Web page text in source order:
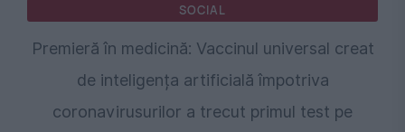
SOCIAL
Premieră în medicină: Vaccinul universal creat
de inteligența artificială împotriva
coronavirusurilor a trecut primul test pe